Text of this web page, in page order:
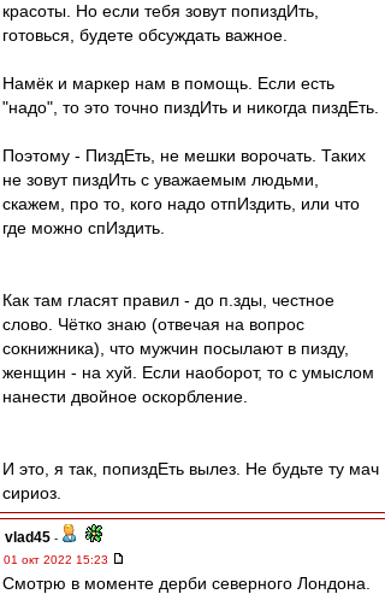
красоты. Но если тебя зовут попиздИть,
готовься, будете обсуждать важное.
Намёк и маркер нам в помощь. Если есть
"надо", то это точно пиздИть и никогда пиздЕть.
Поэтому - ПиздЕть, не мешки ворочать. Таких
не зовут пиздИть с уважаемым людьми,
скажем, про то, кого надо отпИздить, или что
где можно спИздить.
Как там гласят правил - до п.зды, честное
слово. Чётко знаю (отвечая на вопрос
сокнижника), что мужчин посылают в пизду,
женщин - на хуй. Если наоборот, то с умыслом
нанести двойное оскорбление.
И это, я так, попиздЕть вылез. Не будьте ту мач
сириоз.
vlad45 -
01 окт 2022 15:23
Смотрю в моменте дерби северного Лондона.